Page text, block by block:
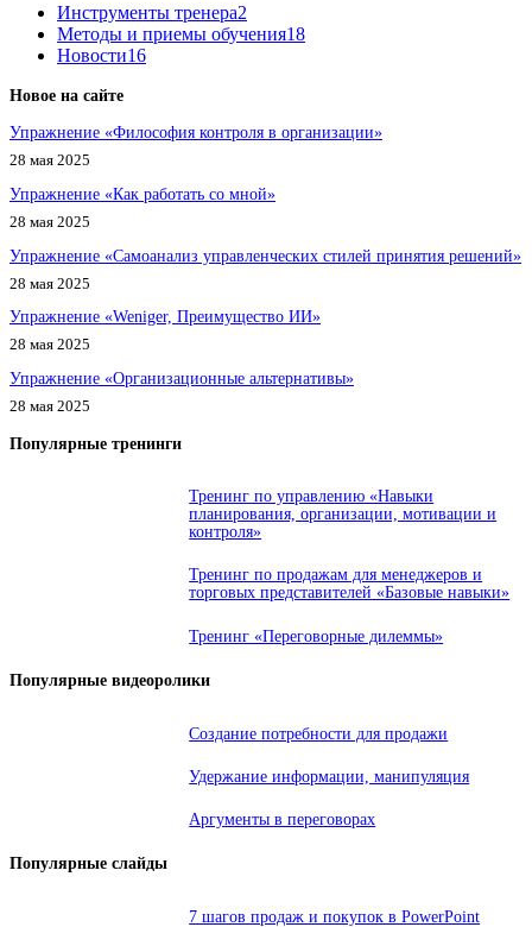
Инструменты тренера2
Методы и приемы обучения18
Новости16
Новое на сайте
Упражнение «Философия контроля в организации»
28 мая 2025
Упражнение «Как работать со мной»
28 мая 2025
Упражнение «Самоанализ управленческих стилей принятия решений»
28 мая 2025
Упражнение «Weniger, Преимущество ИИ»
28 мая 2025
Упражнение «Организационные альтернативы»
28 мая 2025
Популярные тренинги
Тренинг по управлению «Навыки
планирования, организации, мотивации и
контроля»
Тренинг по продажам для менеджеров и
торговых представителей «Базовые навыки»
Тренинг «Переговорные дилеммы»
Популярные видеоролики
Создание потребности для продажи
Удержание информации, манипуляция
Аргументы в переговорах
Популярные слайды
7 шагов продаж и покупок в PowerPoint